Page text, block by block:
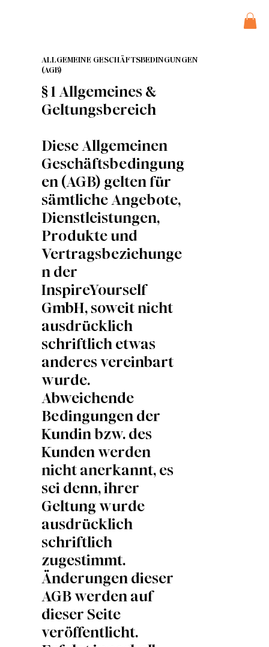
ALLGEMEINE GESCHÄFTSBEDINGUNGEN
(AGB)
§ 1 Allgemeines &
Geltungsbereich
Diese Allgemeinen
Geschäftsbedingung
en (AGB) gelten für
sämtliche Angebote,
Dienstleistungen,
Produkte und
Vertragsbeziehunge
n der
InspireYourself
GmbH, soweit nicht
ausdrücklich
schriftlich etwas
anderes vereinbart
wurde.
Abweichende
Bedingungen der
Kundin bzw. des
Kunden werden
nicht anerkannt, es
sei denn, ihrer
Geltung wurde
ausdrücklich
schriftlich
zugestimmt.
Änderungen dieser
AGB werden auf
dieser Seite
veröffentlicht.